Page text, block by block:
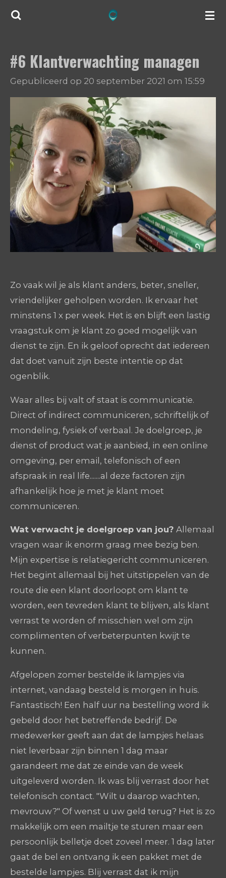
Ga
de
#6 Klantverwachting managen
Gepubliceerd op 20 september 2021 om 15:59
Zo vaak wil je als klant anders, beter, sneller,
vriendelijker geholpen worden. Ik ervaar het
minstens 1 x per week. Het is en blijft een lastig
vraagstuk om je klant zo goed mogelijk van
dienst te zijn. En ik geloof oprecht dat iedereen
dat doet vanuit zijn beste intentie op dat
ogenblik.
Waar alles bij valt of staat is communicatie.
Direct of indirect communiceren, schriftelijk of
mondeling, fysiek of verbaal. Je doelgroep, je
dienst of product wat je aanbied, in een online
omgeving, per email, telefonisch of een
afspraak in real life.......al deze factoren zijn
afhankelijk hoe je met je klant moet
communiceren.
Wat verwacht je doelgroep van jou? Allemaal
vragen waar ik enorm graag mee bezig ben.
Mijn expertise is relatiegericht communiceren.
Het begint allemaal bij het uitstippelen van de
route die een klant doorloopt om klant te
worden, een tevreden klant te blijven, als klant
verrast te worden of misschien wel om zijn
complimenten of verbeterpunten kwijt te
kunnen.
Afgelopen zomer bestelde ik lampjes via
internet, vandaag besteld is morgen in huis.
Fantastisch! Een half uur na bestelling word ik
gebeld door het betreffende bedrijf. De
medewerker geeft aan dat de lampjes helaas
niet leverbaar zijn binnen 1 dag maar
garandeert me dat ze einde van de week
uitgeleverd worden. Ik was blij verrast door het
telefonisch contact. "Wilt u daarop wachten,
mevrouw?" Of wenst u uw geld terug? Het is zo
makkelijk om een mailtje te sturen maar een
persoonlijk belletje doet zoveel meer. 1 dag later
gaat de bel en ontvang ik een pakket met de
bestelde lampjes. Blij verrast dat ik mijn